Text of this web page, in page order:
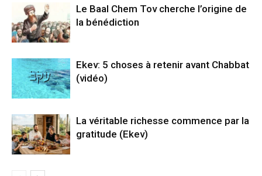
Le Baal Chem Tov cherche l’origine de
la bénédiction
Ekev: 5 choses à retenir avant Chabbat
(vidéo)
La véritable richesse commence par la
gratitude (Ekev)